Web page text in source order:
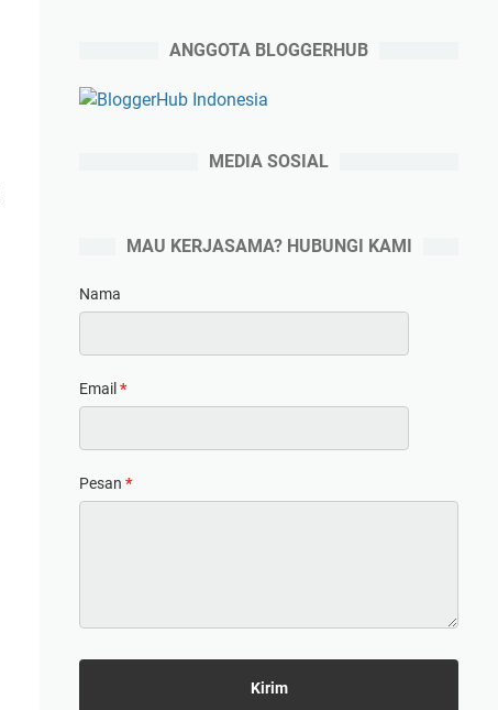
ANGGOTA BLOGGERHUB
MEDIA SOSIAL
MAU KERJASAMA? HUBUNGI KAMI
Nama
Email*
Pesan*